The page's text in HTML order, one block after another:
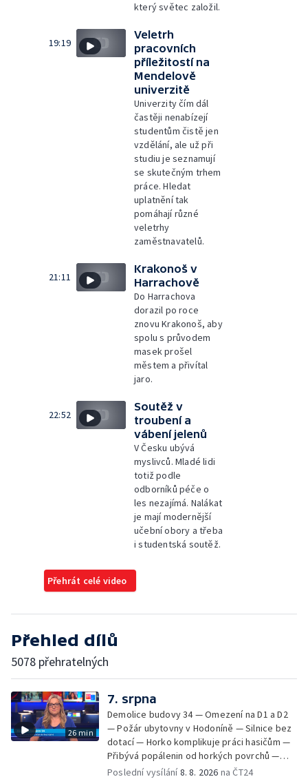
který světec založil.
19:19
Veletrh
pracovních
příležitostí na
Mendelově
univerzitě
Univerzity čím dál
častěji nenabízejí
studentům čistě jen
vzdělání, ale už při
studiu je seznamují
se skutečným trhem
práce. Hledat
uplatnění tak
pomáhají různé
veletrhy
zaměstnavatelů.
21:11
Krakonoš v
Harrachově
Do Harrachova
dorazil po roce
znovu Krakonoš, aby
spolu s průvodem
masek prošel
městem a přivítal
jaro.
22:52
Soutěž v
troubení a
vábení jelenů
V Česku ubývá
myslivců. Mladé lidi
totiž podle
odborníků péče o
les nezajímá. Nalákat
je mají modernější
učební obory a třeba
i studentská soutěž.
Přehrát celé video
Přehled dílů
5078 přehratelných
26 min
7. srpna
Demolice budovy 34 — Omezení na D1 a D2
— Požár ubytovny v Hodoníně — Silnice bez
dotací — Horko komplikuje práci hasičům —
Přibývá popálenin od horkých povrchů —
Začíná prodej burčáku — Vedra komplikují
Poslední vysílání8. 8. 2026 na ČT24